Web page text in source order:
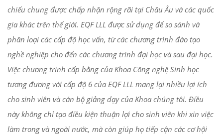
chiếu chung được chấp nhận rộng rãi tại Châu Âu và các quốc
gia khác trên thế giới. EQF LLL được sử dụng để so sánh và
phân loại các cấp độ học vấn, từ các chương trình đào tạo
nghề nghiệp cho đến các chương trình đại học và sau đại học.
Việc chương trình cấp bằng của Khoa Công nghệ Sinh học
tương đương với cấp độ 6 của EQF LLL mang lại nhiều lợi ích
cho sinh viên và cán bộ giảng dạy của Khoa chúng tôi. Điều
này không chỉ tạo điều kiện thuận lợi cho sinh viên khi xin việc
làm trong và ngoài nước, mà còn giúp họ tiếp cận các cơ hội